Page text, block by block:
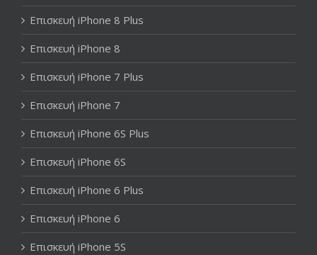
Επισκευή iPhone 8 Plus
Επισκευή iPhone 8
Επισκευή iPhone 7 Plus
Επισκευή iPhone 7
Επισκευή iPhone 6S Plus
Επισκευή iPhone 6S
Επισκευή iPhone 6 Plus
Επισκευή iPhone 6
Επισκευή iPhone 5S